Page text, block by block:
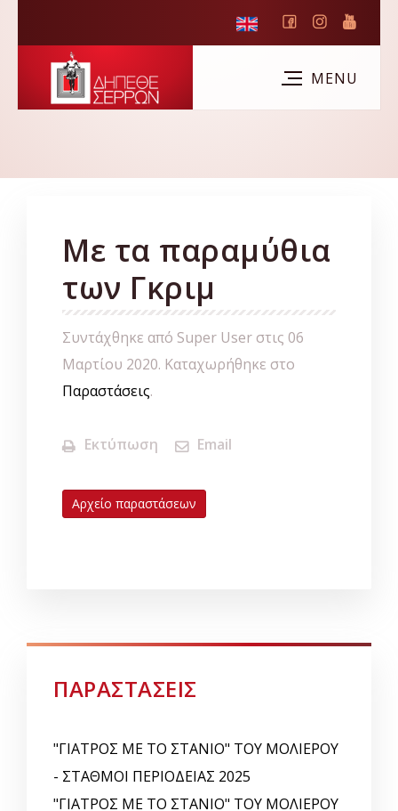
Με τα παραμύθια
των Γκριμ
Συντάχθηκε από Super User στις 06
Μαρτίου 2020. Καταχωρήθηκε στο
Παραστάσεις.
Εκτύπωση Email
Αρχείο παραστάσεων
ΠΑΡΑΣΤΑΣΕΙΣ
"ΓΙΑΤΡΟΣ ΜΕ ΤΟ ΣΤΑΝΙΟ" ΤΟΥ ΜΟΛΙΕΡΟΥ
- ΣΤΑΘΜΟΙ ΠΕΡΙΟΔΕΙΑΣ 2025
"ΓΙΑΤΡΟΣ ΜΕ ΤΟ ΣΤΑΝΙΟ" ΤΟΥ ΜΟΛΙΕΡΟΥ